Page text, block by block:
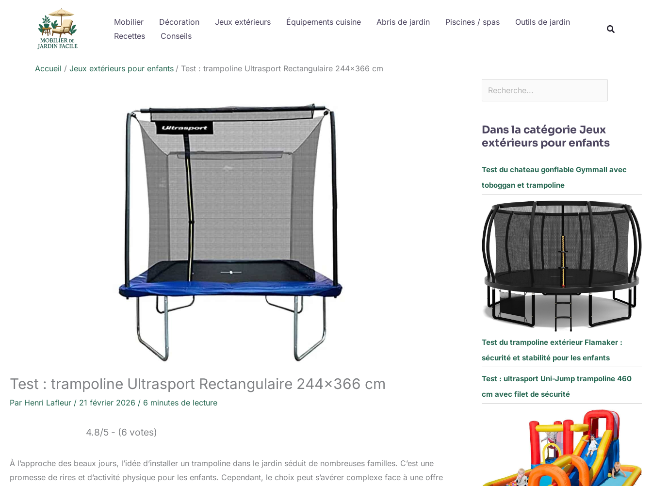
Mobilier Décoration Jeux extérieurs Équipements cuisine Abris de jardin Piscines / spas
Outils de jardin
Recettes
Conseils
Accueil Jeux extérieurs pour enfants Test : trampoline Ultrasport Rectangulaire 244×366 cm
Test : trampoline Ultrasport Rectangulaire 244×366 cm
Par Henri Lafleur / 21 février 2026 / 6 minutes de lecture
4.8/5 - (6 votes)
À l’approche des beaux jours, l’idée d’installer un trampoline dans le jardin séduit de nombreuses familles. C’est une
promesse de rires et d’activité physique pour les enfants. Cependant, le choix peut s’avérer complexe face à une offre
Dans la catégorie Jeux
extérieurs pour enfants
Test du chateau gonflable Gymmall avec
toboggan et trampoline
Test du trampoline extérieur Flamaker :
sécurité et stabilité pour les enfants
Test : ultrasport Uni-Jump trampoline 460
cm avec filet de sécurité